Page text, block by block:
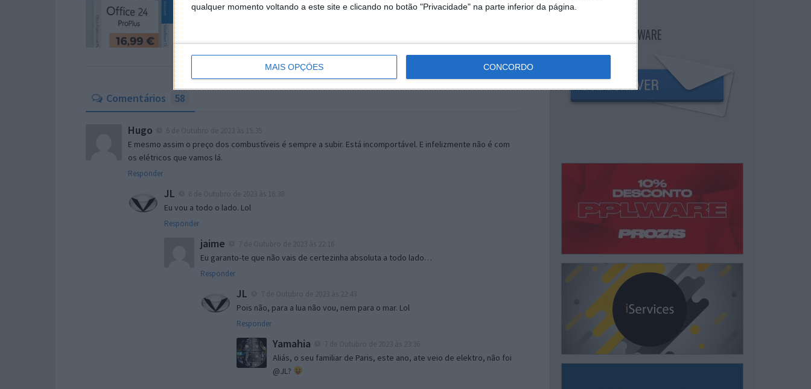
qualquer momento voltando a este site e clicando no botão "Privacidade" na parte inferior da página.
MAIS OPÇÕES CONCORDO
Comentários 58
Hugo
E mesmo assim o preço dos combustíveis é sempre a subir. Está incomportável. E infelizmente não é com
os elétricos que vamos lá.
Responder
JL
Eu vou a todo o lado. Lol
Responder
jaime
Eu garanto-te que não vais de certezinha absoluta a todo lado…
Responder
JL
Pois não, para a lua não vou, nem para o mar. Lol
Responder
Yamahia
Aliás, o seu familiar de Paris, este ano, ate veio de elektro, não foi
@JL?
NEWSLETTER PPLWARE